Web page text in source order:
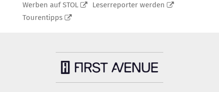
Werben auf STOL
Leserreporter werden
Tourentipps